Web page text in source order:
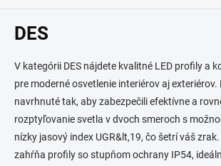
DES
V kategórii DES nájdete kvalitné LED profily a
pre moderné osvetlenie interiérov aj
navrhnuté tak, aby zabezpečili efektívne a
rozptyľovanie svetla v dvoch smeroch s
nízky jasový index UGR&lt,19, čo šetrí váš
zahŕňa profily so stupňom ochrany IP54,